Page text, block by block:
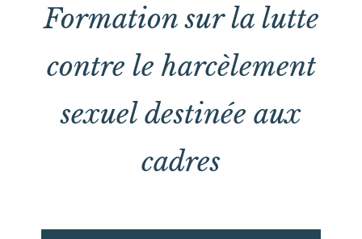
Formation sur la lutte
contre le harcèlement
sexuel destinée aux
cadres